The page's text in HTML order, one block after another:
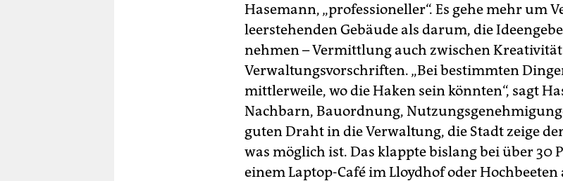
Hasemann, „professioneller“. Es gehe mehr um
leerstehenden Gebäude als darum, die
nehmen – Vermittlung auch zwischen
Verwaltungsvorschriften. „Bei bestimmten
mittlerweile, wo die Haken sein könnten“, sagt
Nachbarn, Bauordnung,
guten Draht in die Verwaltung, die Stadt zeige
was möglich ist. Das klappte bislang bei über 30
einem Laptop-Café im Lloydhof oder Hochbeeten